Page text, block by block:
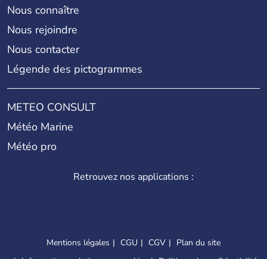
Nous connaître
Nous rejoindre
Nous contacter
Légende des pictogrammes
METEO CONSULT
Météo Marine
Météo pro
Retrouvez nos applications :
Mentions légales CGU CGV
Plan du site